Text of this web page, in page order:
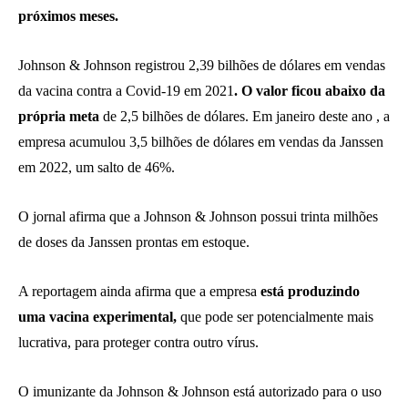
próximos meses.
Johnson & Johnson registrou 2,39 bilhões de dólares em vendas
da vacina contra a Covid-19 em 2021. O valor ficou abaixo da
própria meta de 2,5 bilhões de dólares. Em janeiro deste ano , a
empresa acumulou 3,5 bilhões de dólares em vendas da Janssen
em 2022, um salto de 46%.
O jornal afirma que a Johnson & Johnson possui trinta milhões
de doses da Janssen prontas em estoque.
A reportagem ainda afirma que a empresa está produzindo
uma vacina experimental, que pode ser potencialmente mais
lucrativa, para proteger contra outro vírus.
O imunizante da Johnson & Johnson está autorizado para o uso